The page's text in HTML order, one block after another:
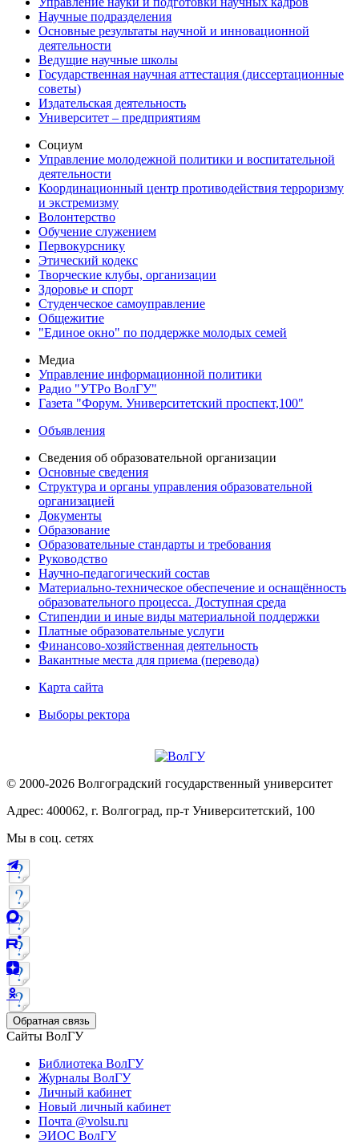
Научные подразделения
Основные результаты научной и инновационной
деятельности
Ведущие научные школы
Государственная научная аттестация (диссертационные
советы)
Издательская деятельность
Университет – предприятиям
Социум
Управление молодежной политики и воспитательной
деятельности
Координационный центр противодействия терроризму
и экстремизму
Волонтерство
Обучение служением
Первокурснику
Этический кодекс
Творческие клубы, организации
Здоровье и спорт
Студенческое самоуправление
Общежитие
"Единое окно" по поддержке молодых семей
Медиа
Управление информационной политики
Радио "УТРо ВолГУ"
Газета "Форум. Университетский проспект,100"
Объявления
Сведения об образовательной организации
Основные сведения
Структура и органы управления образовательной
организацией
Документы
Образование
Образовательные стандарты и требования
Руководство
Научно-педагогический состав
Материально-техническое обеспечение и оснащённость
образовательного процесса. Доступная среда
Стипендии и иные виды материальной поддержки
Платные образовательные услуги
Финансово-хозяйственная деятельность
Вакантные места для приема (перевода)
Карта сайта
Выборы ректора
© 2000-2026 Волгоградский государственный университет
Адрес: 400062, г. Волгоград, пр-т Университетский, 100
Мы в соц. сетях
Обратная связь
Сайты ВолГУ
Библиотека ВолГУ
Журналы ВолГУ
Личный кабинет
Новый личный кабинет
Почта @volsu.ru
ЭИОС ВолГУ